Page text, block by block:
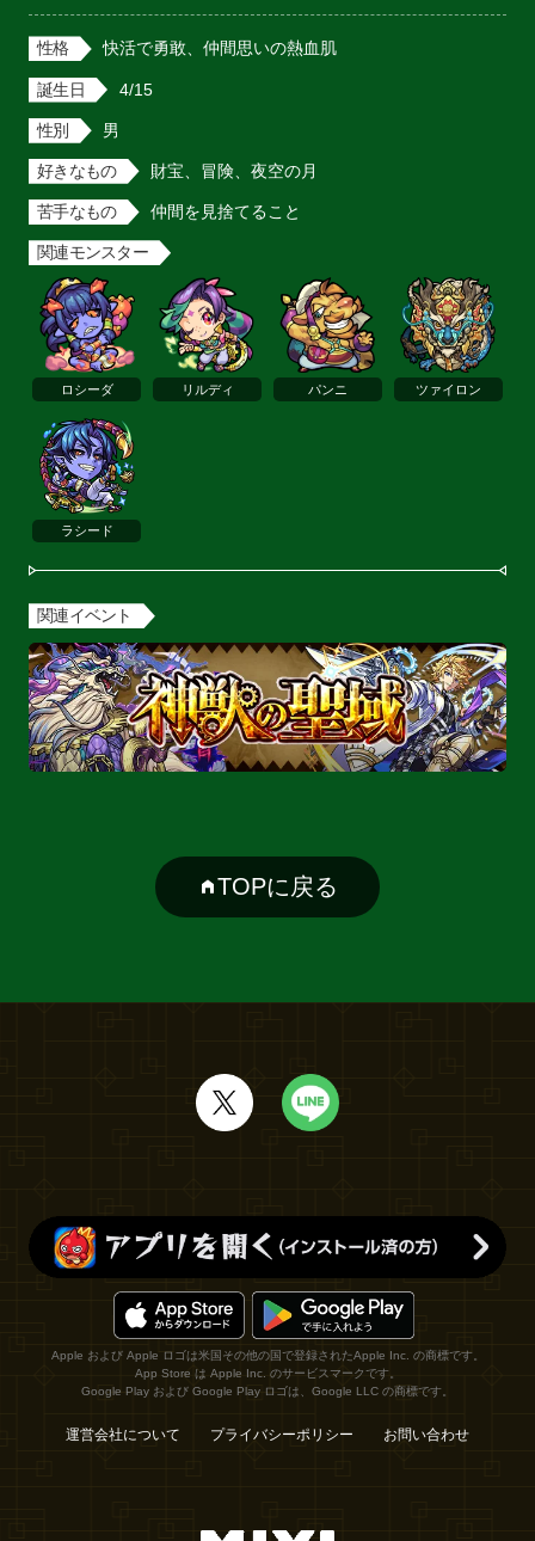
性格 快活で勇敢、仲間思いの熱血肌
誕生日 4/15
性別 男
好きなもの 財宝、冒険、夜空の月
苦手なもの 仲間を見捨てること
関連モンスター
ロシーダ リルディ パンニ ツァイロン
ラシード
関連イベント
TOPに戻る
Apple および Apple ロゴは米国その他の国で登録されたApple Inc. の商標です。
App Store は Apple Inc. のサービスマークです。
Google Play および Google Play ロゴは、Google LLC の商標です。
運営会社について プライバシーポリシー お問い合わせ